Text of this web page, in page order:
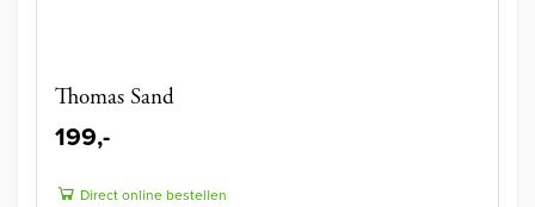
Thomas Sand
199,-
Direct online bestellen